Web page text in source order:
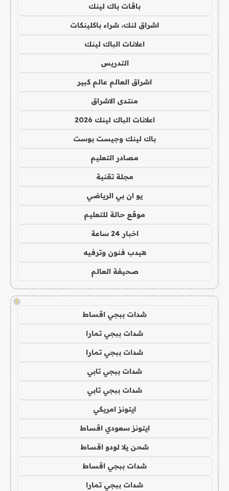
باقات باك لينك
اشراق لنك، شراء باكلينكات
اعلانات الباك لينك
التدريس
اشراق العالم عالم كبير
منتدى الاشراق
اعلانات الباك لينك 2026
باك لينك وجيست بوست
مصادر التعليم
مجلة تقنية
يو ان بي الرياضي
موقع حالة للتعليم
اخبار 24 ساعة
هيدب فنون وترفيه
صحيفة العالم
!
شدات ببجي اقساط
شدات ببجي تمارا
شدات ببجي تمارا
شدات ببجي تابي
شدات ببجي تابي
ايتونز امريكي
ايتونز سعودي اقساط
شحن يلا لودو اقساط
شدات ببجي اقساط
شدات ببجي تمارا